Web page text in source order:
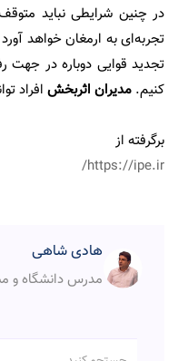
در چنین شرایطی نباید
تجربه‌ای به ارمغان خواهد
تجدید قوایی دوباره در
کنیم. مدیران اثربخش افراد
برگرفته از
https://ipe.ir/
هادی شاهی
مدرس دانشگاه و